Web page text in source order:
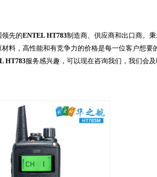
领先的ENTEL HT783制造商、供应商和出口商。
料，高性能和有竞争力的价格是每一位客户想
HT783服务感兴趣，可以现在咨询我们，我们会